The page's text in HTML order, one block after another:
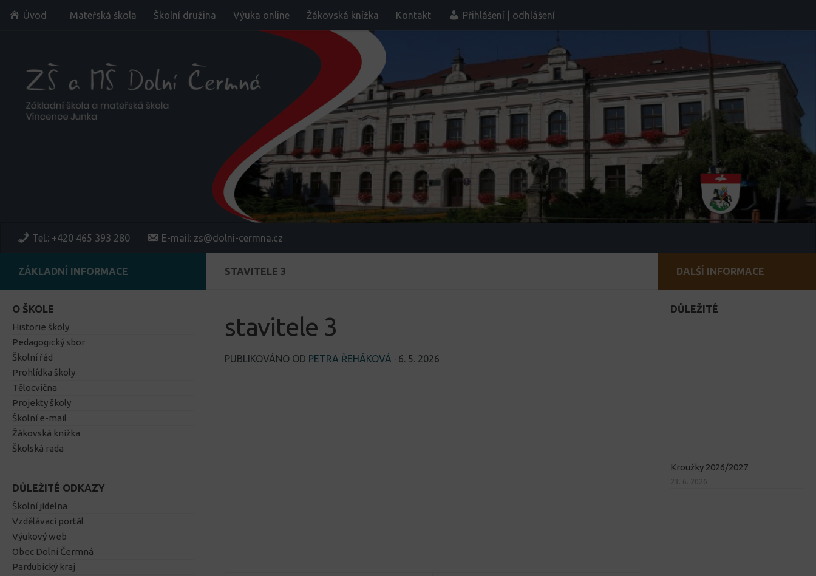
Skip to content
Úvod Mateřská škola Školní družina Výuka online Žákovská knížka Kontakt Přihlášení | odhlášení
Tel.: +420 465 393 280 E-mail: zs@dolni-cermna.cz
STAVITELE 3
stavitele 3
PUBLIKOVÁNO OD PETRA ŘEHÁKOVÁ · 6. 5. 2026
ZÁKLADNÍ INFORMACE
O ŠKOLE
Historie školy
Pedagogický sbor
Školní řád
Prohlídka školy
Tělocvična
Projekty školy
Školní e-mail
Žákovská knížka
Školská rada
DŮLEŽITÉ ODKAZY
Školní jídelna
Vzdělávací portál
Výukový web
Obec Dolní Čermná
Pardubický kraj
DALŠÍ INFORMACE
DŮLEŽITÉ
Kroužky 2026/2027
23. 6. 2026